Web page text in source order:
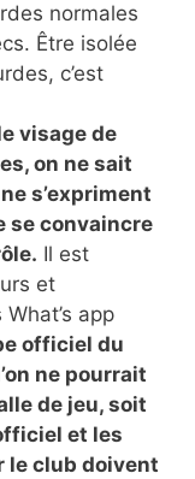
normales
Être isolée
c’est
visage de
on ne sait
s’expriment
se convaincre
Il est
et
app
officiel du
ne pourrait
de jeu, soit
et les
le club doivent